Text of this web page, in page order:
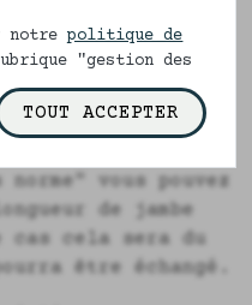
& Cie, nous
vous saurez faire
vous en avez
vous pouvez
de jambe
cas cela sera du
être échangé.
notrepolitique de
"gestion des
TOUT ACCEPTER